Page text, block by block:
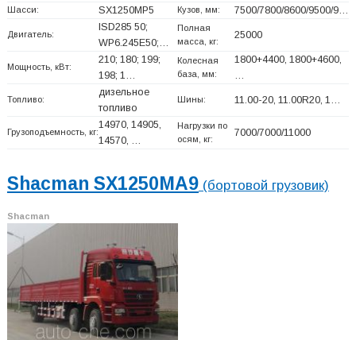
Шасси: SX1250MP5 Кузов, мм: 7500/7800/8600/9500/9…
Двигатель:
ISD285 50;
WP6.245E50;…
Полная
масса, кг:
25000
Мощность, кВт:
210; 180; 199;
198; 1…
Колесная
база, мм:
1800+4400, 1800+4600,
Топливо:
дизельное
топливо
Шины: 11.00-20, 11.00R20, 1…
Грузоподъемность, кг:
14970, 14905,
14570, …
Нагрузки по
осям, кг:
7000/7000/11000
Shacman SX1250MA9(бортовой грузовик)
Shacman